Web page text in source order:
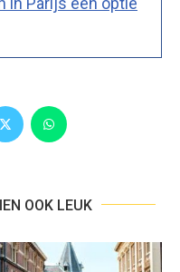
OOK LEUK